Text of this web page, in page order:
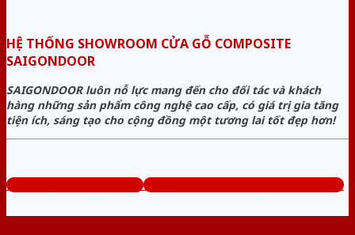
HỆ THỐNG SHOWROOM CỬA GỖ COMPOSITE
SAIGONDOOR
SAIGONDOOR luôn nỗ lực mang đến cho đối tác và khách
hàng những sản phẩm công nghệ cao cấp, có giá trị gia tăng
tiện ích, sáng tạo cho cộng đồng một tương lai tốt đẹp hơn!
www.cuagocomposite.org Tổng đài tư vấn miễn phí: 0824.400.400